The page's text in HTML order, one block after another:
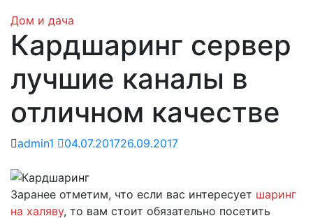
Дом и дача
Кардшаринг сервер
лучшие каналы в
отличном качестве
admin1 04.07.201726.09.2017
Заранее отметим, что если вас интересует шаринг
на халяву, то вам стоит обязательно посетить